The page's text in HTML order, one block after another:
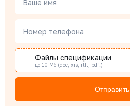
Специалист отдела снабжения
Бондарюк Евгения
Специалист отдела продаж
Ваше имя
Номер телефона
Файлы спецификации
до 10 Мб (doc, xis, rtf., pdf.)
Отправить